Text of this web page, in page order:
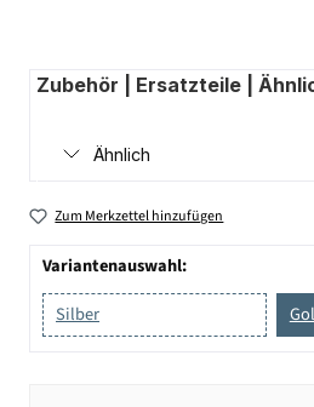
Zubehör | Ersatzteile |
Ähnlich
Zum Merkzettel hinzufügen
Variantenauswahl:
Silber